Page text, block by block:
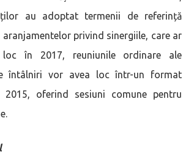
au adoptat termenii de referință
aranjamentelor privind sinergiile, care ar
în 2017, reuniunile ordinare ale
întâlniri vor avea loc într-un format
oferind sesiuni comune pentru